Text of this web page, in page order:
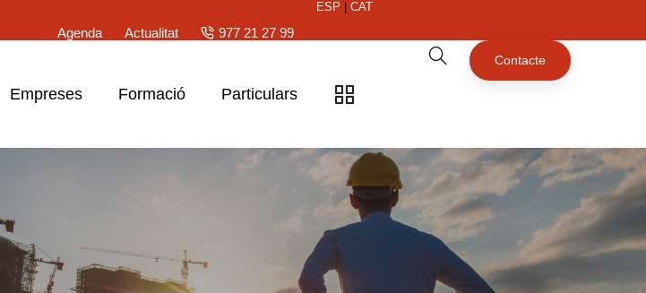
Agenda
Actualitat 977 21 27 99
ESP CAT
Empreses Formació Particulars
Contacte